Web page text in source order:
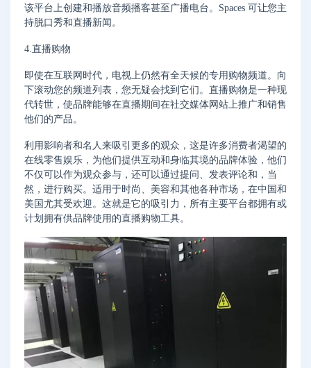
该平台上创建和播放音频播客甚至广播电台。Spaces 可让您主
持脱口秀和直播新闻。
4.直播购物
即使在互联网时代，电视上仍然有全天候的专用购物频道。向
下滚动您的频道列表，您无疑会找到它们。直播购物是一种现
代转世，使品牌能够在直播期间在社交媒体网站上推广和销售
他们的产品。
利用影响者和名人来吸引更多的观众，这是许多消费者渴望的
在线零售娱乐，为他们提供互动和身临其境的品牌体验，他们
不仅可以作为观众参与，还可以通过提问、发表评论和，当
然，进行购买。适用于时尚、美容和其他各种市场，在中国和
美国尤其受欢迎。这就是它的吸引力，所有主要平台都拥有或
计划拥有供品牌使用的直播购物工具。